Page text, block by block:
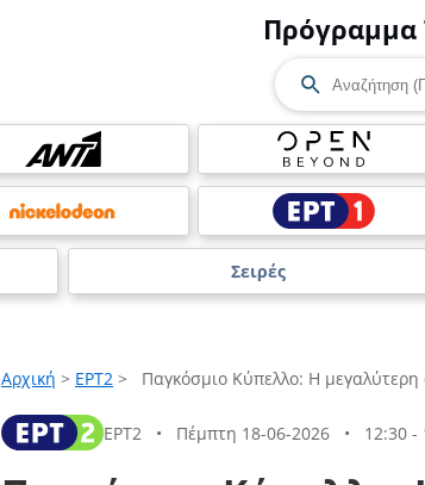
Πρόγραμμα
Σειρές
Αρχική > ΕΡΤ2 > Παγκόσμιο Κύπελλο: Η
ΕΡΤ2 • Πέμπτη 18-06-2026 • 12:30 -